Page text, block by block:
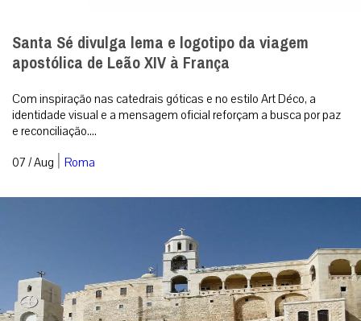
Santa Sé divulga lema e logotipo da viagem
apostólica de Leão XIV à França
Com inspiração nas catedrais góticas e no estilo Art Déco, a
identidade visual e a mensagem oficial reforçam a busca por paz
e reconciliação....
07 / Aug | Roma